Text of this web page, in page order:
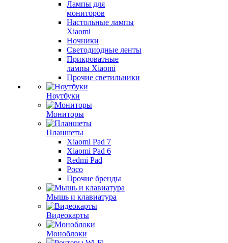
Лампы для
мониторов
Настольные лампы
Xiaomi
Ночники
Светодиодные ленты
Прикроватные
лампы Xiaomi
Прочие светильники
Ноутбуки
Мониторы
Планшеты
Xiaomi Pad 7
Xiaomi Pad 6
Redmi Pad
Poco
Прочие бренды
Мышь и клавиатура
Видеокарты
Моноблоки